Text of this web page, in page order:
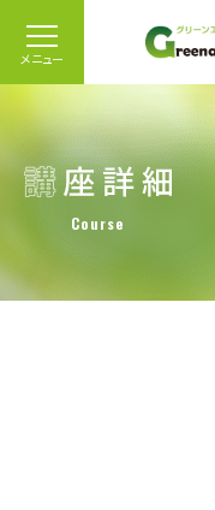
メニュー
Course